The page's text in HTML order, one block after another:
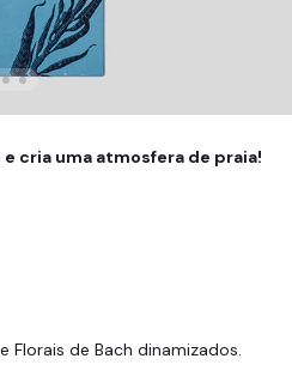
cria uma atmosfera de praia!
Florais de Bach dinamizados.